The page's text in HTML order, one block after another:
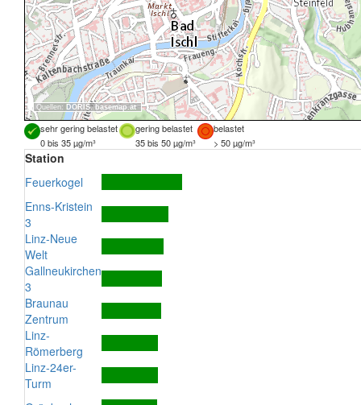
Quellen: DORIS, basemap.at
sehr gering belastet gering belastet
belastet
0 bis 35 µg/m³
35 bis 50 µg/m³ > 50 µg/m³
Station
Feuerkogel
Enns-Kristein
3
Linz-Neue
Welt
Gallneukirchen
3
Braunau
Zentrum
Linz-
Römerberg
Linz-24er-
Turm